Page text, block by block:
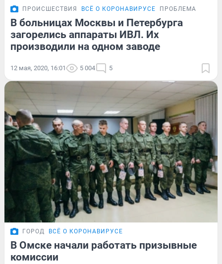
ПРОИСШЕСТВИЯ ВСЁ О КОРОНАВИРУСЕ ПРОБЛЕМА
В больницах Москвы и Петербурга
загорелись аппараты ИВЛ. Их
производили на одном заводе
12 мая, 2020, 16:01 5 004 5
ГОРОД ВСЁ О КОРОНАВИРУСЕ
В Омске начали работать призывные
комиссии